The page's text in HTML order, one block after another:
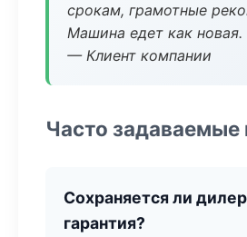
срокам, грамотные
Машина едет как новая.
— Клиент компании
Часто задаваемые
Сохраняется ли
гарантия?